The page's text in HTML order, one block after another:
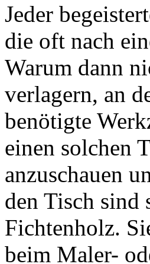
Jeder
die oft nach
Warum dann
verlagern, an
benötigte
einen solchen
anzuschauen
den Tisch sind
Fichtenholz.
beim Maler-